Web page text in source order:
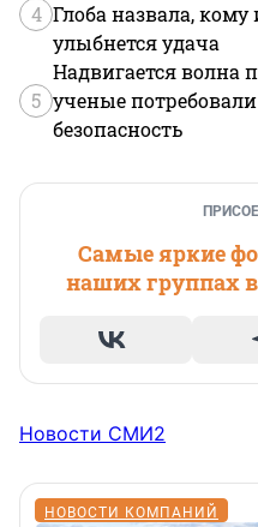
4 Глоба назвала, кому
улыбнется удача
5
Надвигается волна
ученые
безопасность
Самые яркие
наших группах
Новости СМИ2
НОВОСТИ КОМПАНИЙ